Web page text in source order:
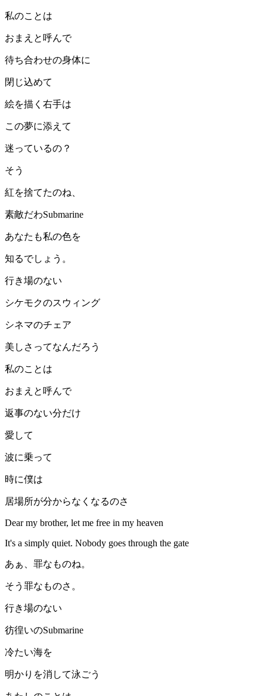
私のことは
おまえと呼んで
待ち合わせの身体に
閉じ込めて
絵を描く右手は
この夢に添えて
迷っているの？
そう
紅を捨てたのね、
素敵だわSubmarine
あなたも私の色を
知るでしょう。
行き場のない
シケモクのスウィング
シネマのチェア
美しさってなんだろう
私のことは
おまえと呼んで
返事のない分だけ
愛して
波に乗って
時に僕は
居場所が分からなくなるのさ
Dear my brother, let me free in my heaven
It's a simply quiet. Nobody goes through the gate
あぁ、罪なものね。
そう罪なものさ。
行き場のない
彷徨いのSubmarine
冷たい海を
明かりを消して泳ごう